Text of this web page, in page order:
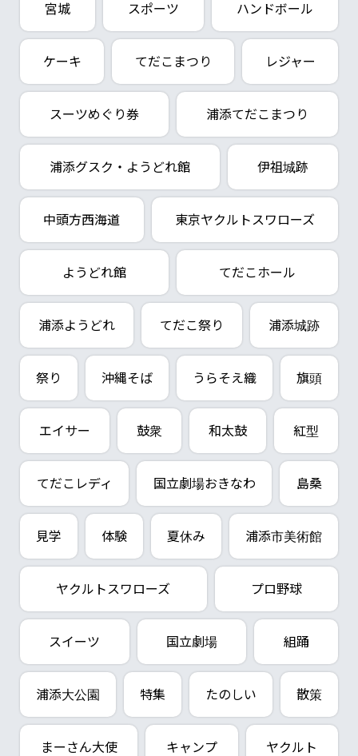
宮城 スポーツ ハンドボール
ケーキ てだこまつり レジャー
スーツめぐり券 浦添てだこまつり
浦添グスク・ようどれ館 伊祖城跡
中頭方西海道 東京ヤクルトスワローズ
ようどれ館 てだこホール
浦添ようどれ てだこ祭り 浦添城跡
祭り 沖縄そば うらそえ織 旗頭
エイサー 鼓衆 和太鼓 紅型
てだこレディ 国立劇場おきなわ 島桑
見学 体験 夏休み 浦添市美術館
ヤクルトスワローズ プロ野球
スイーツ 国立劇場 組踊
浦添大公園 特集 たのしい 散策
まーさん大使 キャンプ ヤクルト